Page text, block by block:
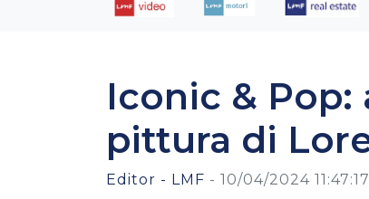
Iconic & Pop:
pittura di
Editor - LMF - 10/04/2024 11:47:17